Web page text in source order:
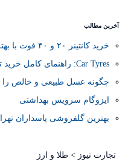
آخرین مطالب
خرید کانتینر ۲۰ و ۴۰ فوت با بهترین قیمت
Car Tyres: راهنمای کامل خرید تایر
چگونه عسل طبیعی و خالص را
ایزوگام سرویس بهداشتی
بهترین گلفروشی پاسداران
تجارت نیوز > طلا و ارز